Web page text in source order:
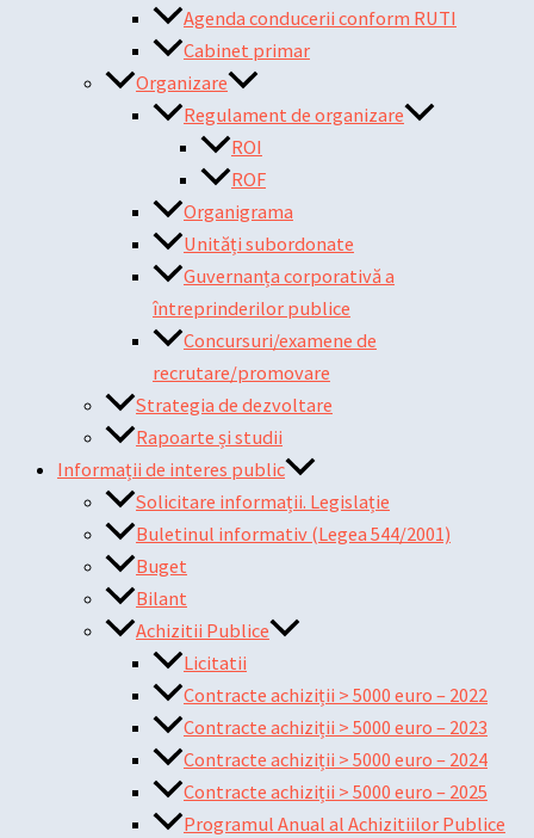
Agenda conducerii conform RUTI
Cabinet primar
Organizare
Regulament de organizare
ROI
ROF
Organigrama
Unități subordonate
Guvernanța corporativă a
întreprinderilor publice
Concursuri/examene de
recrutare/promovare
Strategia de dezvoltare
Rapoarte și studii
Informații de interes public
Solicitare informații. Legislație
Buletinul informativ (Legea 544/2001)
Buget
Bilant
Achizitii Publice
Licitatii
Contracte achiziții > 5000 euro – 2022
Contracte achiziții > 5000 euro – 2023
Contracte achiziții > 5000 euro – 2024
Contracte achiziții > 5000 euro – 2025
Programul Anual al Achizitiilor Publice